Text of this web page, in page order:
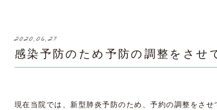
2020.06.27
感染予防のため予防の調整をさせ
現在当院では、新型肺炎予防のため、予約の調整をさ